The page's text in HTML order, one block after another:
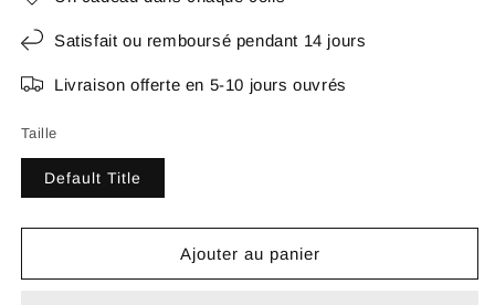
Satisfait ou remboursé pendant 14 jours
Livraison offerte en 5-10 jours ouvrés
Taille
Default Title
Ajouter au panier